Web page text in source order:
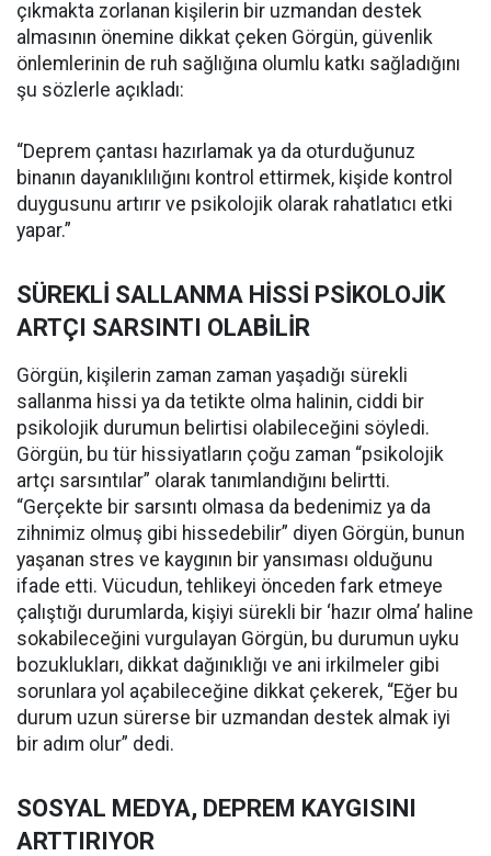
çıkmakta zorlanan kişilerin bir uzmandan destek
almasının önemine dikkat çeken Görgün, güvenlik
önlemlerinin de ruh sağlığına olumlu katkı sağladığını
şu sözlerle açıkladı:
“Deprem çantası hazırlamak ya da oturduğunuz
binanın dayanıklılığını kontrol ettirmek, kişide kontrol
duygusunu artırır ve psikolojik olarak rahatlatıcı etki
yapar.”
SÜREKLİ SALLANMA HİSSİ PSİKOLOJİK
ARTÇI SARSINTI OLABİLİR
Görgün, kişilerin zaman zaman yaşadığı sürekli
sallanma hissi ya da tetikte olma halinin, ciddi bir
psikolojik durumun belirtisi olabileceğini söyledi.
Görgün, bu tür hissiyatların çoğu zaman “psikolojik
artçı sarsıntılar” olarak tanımlandığını belirtti.
“Gerçekte bir sarsıntı olmasa da bedenimiz ya da
zihnimiz olmuş gibi hissedebilir” diyen Görgün, bunun
yaşanan stres ve kaygının bir yansıması olduğunu
ifade etti. Vücudun, tehlikeyi önceden fark etmeye
çalıştığı durumlarda, kişiyi sürekli bir ‘hazır olma’ haline
sokabileceğini vurgulayan Görgün, bu durumun uyku
bozuklukları, dikkat dağınıklığı ve ani irkilmeler gibi
sorunlara yol açabileceğine dikkat çekerek, “Eğer bu
durum uzun sürerse bir uzmandan destek almak iyi
bir adım olur” dedi.
SOSYAL MEDYA, DEPREM KAYGISINI
ARTTIRIYOR